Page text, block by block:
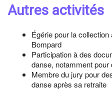
Autres activités
Égérie pour la collection
Bompard
Participation à des
danse, notamment
Membre du jury pour
danse après sa retraite